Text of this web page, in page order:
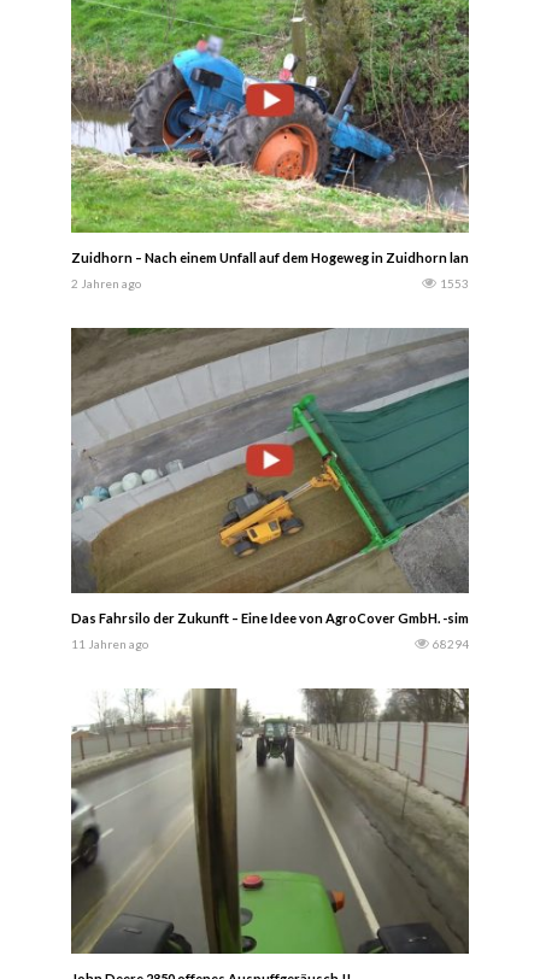
Zuidhorn – Nach einem Unfall auf dem Hogeweg in Zuidhorn landete ein
2 Jahren ago 1553
Das Fahrsilo der Zukunft – Eine Idee von AgroCover GmbH. -simisFarm
11 Jahren ago 68294